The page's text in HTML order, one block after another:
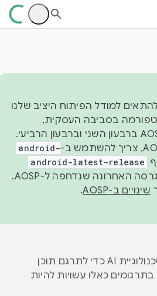
2026, כדי להתאים למודל הפיתוח היציב שלנו
בסביבה העסקית,
נפרסם קוד מקור ב-AOSP ברבעון השני וברבעון הרביעי.
android-
android-latest-release
manifest תמיד יפנה לגרסה האחרונה שנדחפה ל-AOSP.
שינויים ב-AOSP .
‫Google משתמשת בטכנולוגיית AI כדי לתרגם תוכן
כאלו עשויות להיות